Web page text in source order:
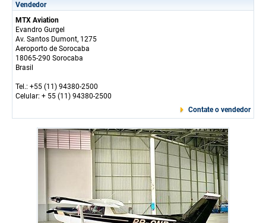
Vendedor
MTX Aviation
Evandro Gurgel
Av. Santos Dumont, 1275
Aeroporto de Sorocaba
18065-290 Sorocaba
Brasil
Tel.: +55 (11) 94380-2500
Celular: + 55 (11) 94380-2500
Contate o vendedor